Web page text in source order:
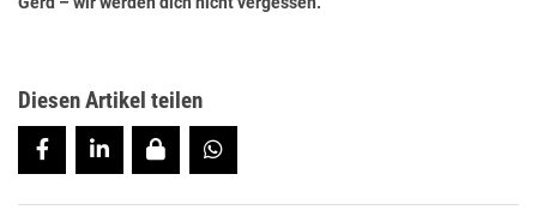
Diesen Artikel teilen